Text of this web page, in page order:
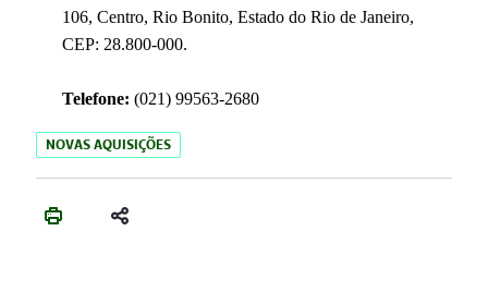
106, Centro, Rio Bonito, Estado do Rio de Janeiro,
CEP: 28.800-000.
Telefone: (021) 99563-2680
NOVAS AQUISIÇÕES